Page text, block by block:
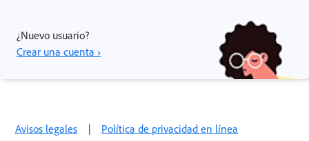
¿Nuevo usuario?
Crear una cuenta ›
Avisos legales | Política de privacidad en línea